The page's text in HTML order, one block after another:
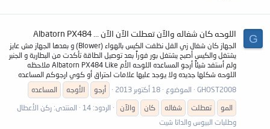
G اللوحه كان شغاله والآن تعطلت الآن الآن ... Albatorn PX484
الجهاز كان شغال زي الفل نظفت الكيس بالهواء (Blower) و بعدها الجهاز مش عايز
يشتغل والكيس أصبح يشتغل بور فوراً بعد توصيل الطاقة تأكدت من البطارية و الجنبر
ولم أستفد شيئاً أرجو المساعده اللوحه الأم Albatorn PX484 Like ملاحظه
اللوحه شكلها جديده ولا يوجد عليها علامات احتراق أو كوي ارجوكم المساعده
GHOST2008
الموضوع 18 أكتوبر 2013 أرجو الأوجه
المساعده
المو
تعطلت شغاله كان والآن الردود: 14 المنتدى: ركن الأعطال
وطلبات البيوس والداتا شيت